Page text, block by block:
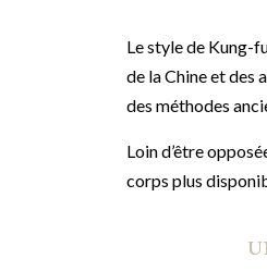
Le style de Kung-
de la Chine et des
des méthodes
Loin d’être
corps plus